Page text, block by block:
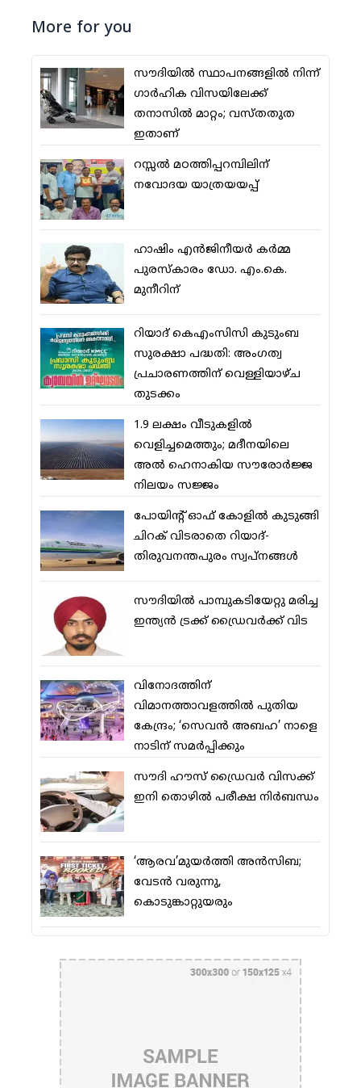
More for you
സൗദിയില്‍ സ്ഥാപനങ്ങളില്‍ നിന്ന്
ഗാര്‍ഹിക വിസയിലേക്ക്
തനാസില്‍ മാറ്റം; വസ്തതുത
ഇതാണ്
റസ്സല്‍ മഠത്തിപ്പറമ്പിലിന്
നവോദയ യാത്രയയപ്പ്
ഹാഷിം എന്‍ജിനീയര്‍ കര്‍മ്മ
പുരസ്‌കാരം ഡോ. എം.കെ.
മുനീറിന്
റിയാദ് കെഎംസിസി കുടുംബ
സുരക്ഷാ പദ്ധതി: അംഗത്വ
പ്രചാരണത്തിന് വെള്ളിയാഴ്ച
തുടക്കം
1.9 ലക്ഷം വീടുകളില്‍
വെളിച്ചമെത്തും; മദീനയിലെ
അല്‍ ഹെനാകിയ സൗരോര്‍ജ്ജ
നിലയം സജ്ജം
പോയിന്റ് ഓഫ് കോളില്‍ കുടുങ്ങി
ചിറക് വിടരാതെ റിയാദ്-
തിരുവനന്തപുരം സ്വപ്നങ്ങള്‍
സൗദിയിൽ പാമ്പുകടിയേറ്റു മരിച്ച
ഇന്ത്യൻ ട്രക്ക് ഡ്രൈവർക്ക് വിട
വിനോദത്തിന്
വിമാനത്താവളത്തില്‍ പുതിയ
കേന്ദ്രം; ‘സെവന്‍ അബഹ’ നാളെ
നാടിന് സമര്‍പ്പിക്കും
സൗദി ഹൗസ് ഡ്രൈവര്‍ വിസക്ക്
ഇനി തൊഴില്‍ പരീക്ഷ നിര്‍ബന്ധം
‘ആരവ’മുയര്‍ത്തി അന്‍സിബ;
വേടന്‍ വരുന്നു,
കൊടുങ്കാറ്റുയരും